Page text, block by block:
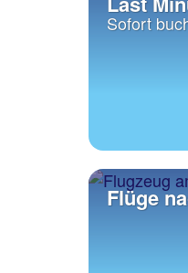
Sofort
Flüge